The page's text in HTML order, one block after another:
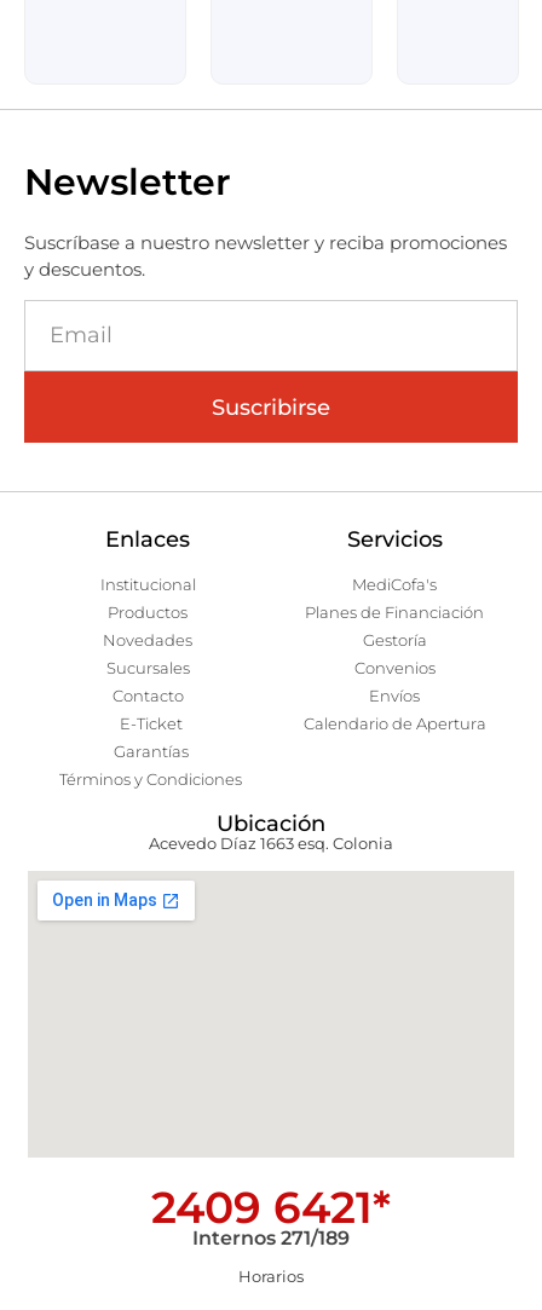
Newsletter
Suscríbase a nuestro newsletter y reciba promociones
y descuentos.
Suscribirse
Enlaces
Institucional
Productos
Novedades
Sucursales
Contacto
E-Ticket
Garantías
Términos y Condiciones
Servicios
MediCofa's
Planes de Financiación
Gestoría
Convenios
Envíos
Calendario de Apertura
Ubicación
Acevedo Díaz 1663 esq. Colonia
2409 6421*
Internos 271/189
Horarios